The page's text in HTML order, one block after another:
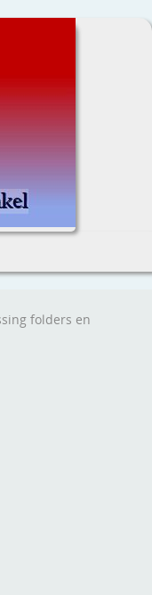
folders en